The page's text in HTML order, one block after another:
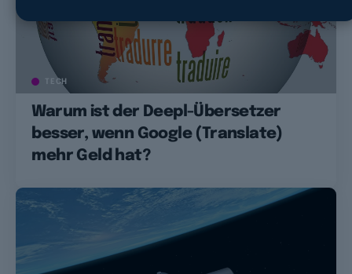
TECH
Warum ist der Deepl-Übersetzer
besser, wenn Google (Translate)
mehr Geld hat?